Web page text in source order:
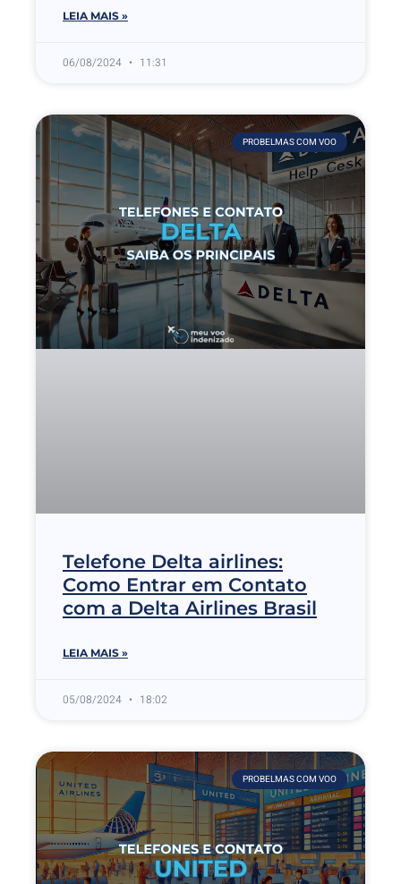
LEIA MAIS »
06/08/2024 11:31
PROBELMAS COM VOO
Telefone Delta airlines:
Como Entrar em Contato
com a Delta Airlines Brasil
LEIA MAIS »
05/08/2024 18:02
PROBELMAS COM VOO